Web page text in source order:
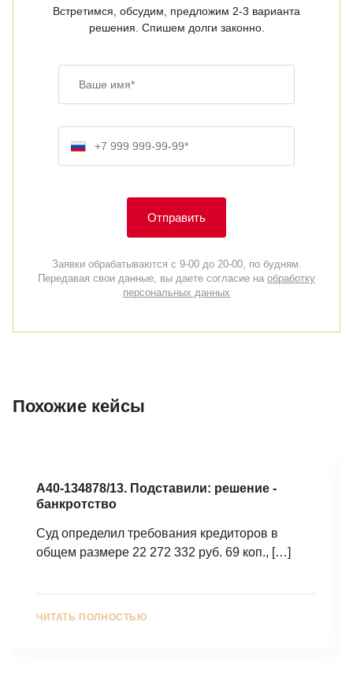
Встретимся, обсудим, предложим 2-3 варианта
решения. Спишем долги законно.
Отправить
Заявки обрабатываются с 9-00 до 20-00, по будням.
Передавая свои данные, вы даете согласие на обработку
персональных данных
Похожие кейсы
А40-134878/13. Подставили: решение -
банкротство
Суд определил требования кредиторов в
общем размере 22 272 332 руб. 69 коп., […]
ЧИТАТЬ ПОЛНОСТЬЮ